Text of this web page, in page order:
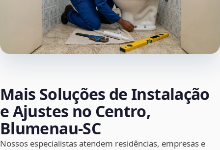
Mais Soluções de Instalação
e Ajustes no Centro,
Blumenau‑SC
Nossos especialistas atendem residências, empresas e